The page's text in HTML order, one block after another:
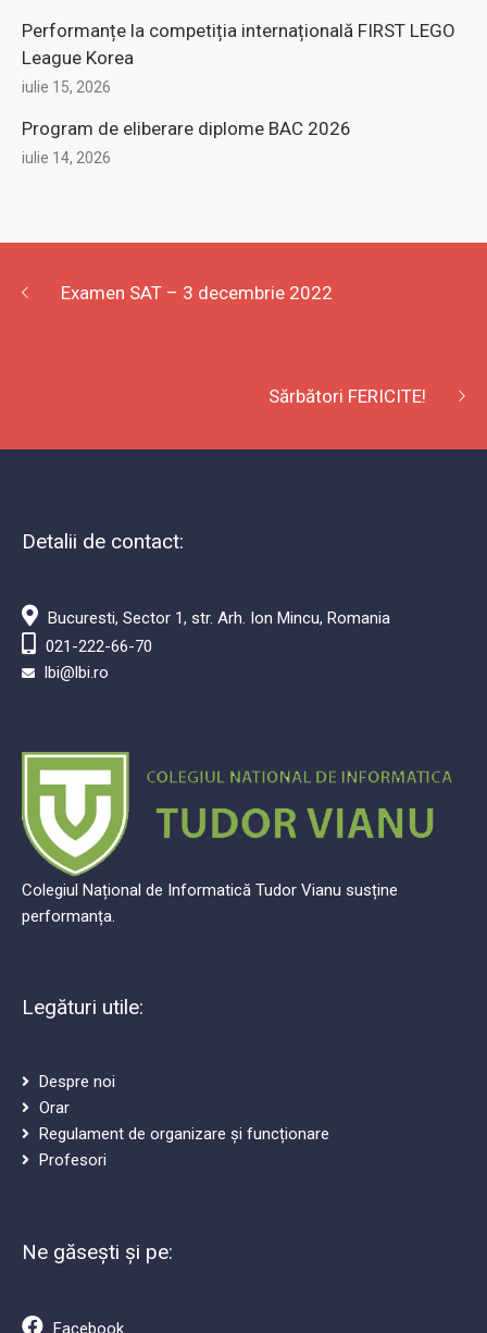
Performanțe la competiția internațională FIRST LEGO
League Korea
iulie 15, 2026
Program de eliberare diplome BAC 2026
iulie 14, 2026
Examen SAT – 3 decembrie 2022
Sărbători FERICITE!
Detalii de contact:
Bucuresti, Sector 1, str. Arh. Ion Mincu, Romania
021-222-66-70
lbi@lbi.ro
Colegiul Național de Informatică Tudor Vianu susține
performanța.
Legături utile:
Despre noi
Orar
Regulament de organizare și funcționare
Profesori
Ne găsești și pe:
Facebook